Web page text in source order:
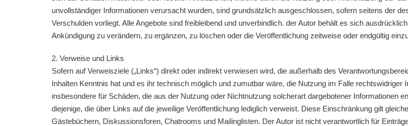
unvollständiger Informationen verursacht wurden, sind grundsätzlich ausgeschlossen, sofern seitens der
Verschulden vorliegt. Alle Angebote sind freibleibend und unverbindlich. der Autor behält es sich
Ankündigung zu verändern, zu ergänzen, zu löschen oder die Veröffentlichung zeitweise oder endgültig
2. Verweise und Links
Sofern auf Verweisziele („Links“) direkt oder indirekt verwiesen wird, die außerhalb des
Inhalten Kenntnis hat und es ihr technisch möglich und zumutbar wäre, die Nutzung im Falle rechtswidriger
insbesondere für Schäden, die aus der Nutzung oder Nichtnutzung solcherart dargebotener Informationen
diejenige, die über Links auf die jeweilige Veröffentlichung lediglich verweist. Diese Einschränkung gilt
Gästebüchern, Diskussionsforen, Chatrooms und Mailinglisten. Der Autor ist nicht verantwortlich für